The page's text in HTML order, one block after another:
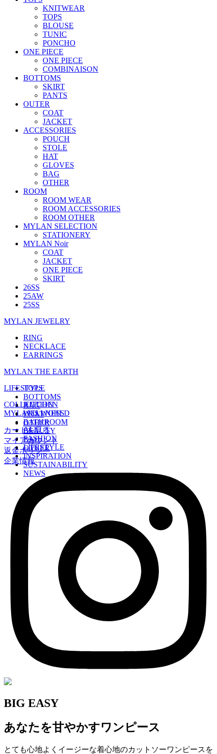
KNITWEAR
TOPS
BLOUSE
TUNIC
PONCHO
ONE PIECE
ONE PIECE
COMBINAISON
BOTTOMS
SKIRT
PANTS
OUTER
COAT
JACKET
ACCESSORIES
POUCH
STOLE
HAT
GLOVES
BAG
OTHER
ROOM
ROOM WEAR
ROOM ACCESSORIES
ROOM OTHER
MYLAN SELECTION
STATIONERY
MYLAN Noir
COAT
JACKET
ONE PIECE
SKIRT
26SS
25AW
25SS
MYLAN JEWELRY
RING
NECKLACE
EARRINGS
MYLAN THE EARTH
TOPS
BOTTOMS
BAG
COAT
OTHER
LIFESTYLE
KITCHEN
WELLNESS
BATHROOM
BEAUTY
BAG
OTHER
COLLECTION
MYLAN'S WORLD
ALL
FASHION
LIFESTYLE
INSPIRATION
SUSTAINABILITY
NEWS
カートを見る
マイアカウント
返金ポリシー
企業情報
BIG EASY
あなたを甘やかすワンピース
とても心地よくイージーな着心地のカットソーワンピースを